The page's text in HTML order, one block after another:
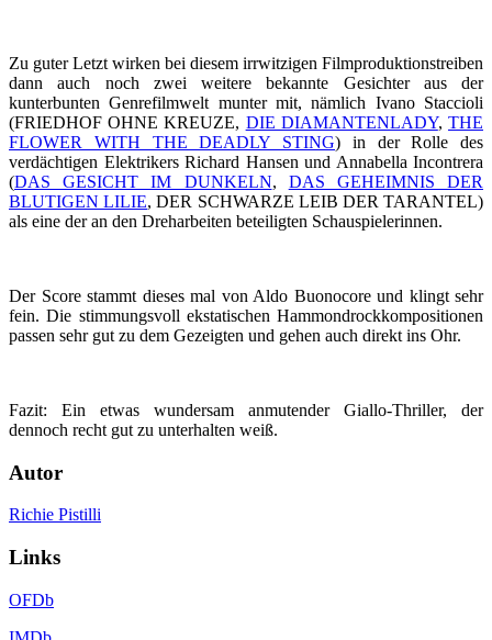
Zu guter Letzt wirken bei diesem irrwitzigen Filmproduktionstreiben
dann auch noch zwei weitere bekannte Gesichter aus der
kunterbunten Genrefilmwelt munter mit, nämlich Ivano Staccioli
(FRIEDHOF OHNE KREUZE, DIE DIAMANTENLADY,THE
FLOWER WITH THE DEADLY STING) in der Rolle des
verdächtigen Elektrikers Richard Hansen und Annabella Incontrera
(DAS GESICHT IM DUNKELN, DAS GEHEIMNIS DER
BLUTIGEN LILIE, DER SCHWARZE LEIB DER TARANTEL)
als eine der an den Dreharbeiten beteiligten Schauspielerinnen.
Der Score stammt dieses mal von Aldo Buonocore und klingt sehr
fein. Die stimmungsvoll ekstatischen Hammondrockkompositionen
passen sehr gut zu dem Gezeigten und gehen auch direkt ins Ohr.
Fazit: Ein etwas wundersam anmutender Giallo-Thriller, der
dennoch recht gut zu unterhalten weiß.
Autor
Richie Pistilli
Links
OFDb